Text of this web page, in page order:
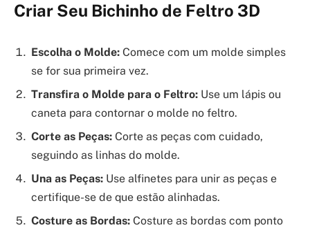
Criar Seu Bichinho de Feltro 3D
Escolha o Molde: Comece com um molde simples
se for sua primeira vez.
Transfira o Molde para o Feltro: Use um lápis ou
caneta para contornar o molde no feltro.
Corte as Peças: Corte as peças com cuidado,
seguindo as linhas do molde.
Una as Peças: Use alfinetes para unir as peças e
certifique-se de que estão alinhadas.
Costure as Bordas: Costure as bordas com ponto